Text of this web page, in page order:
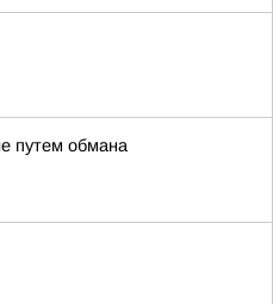
путем обмана